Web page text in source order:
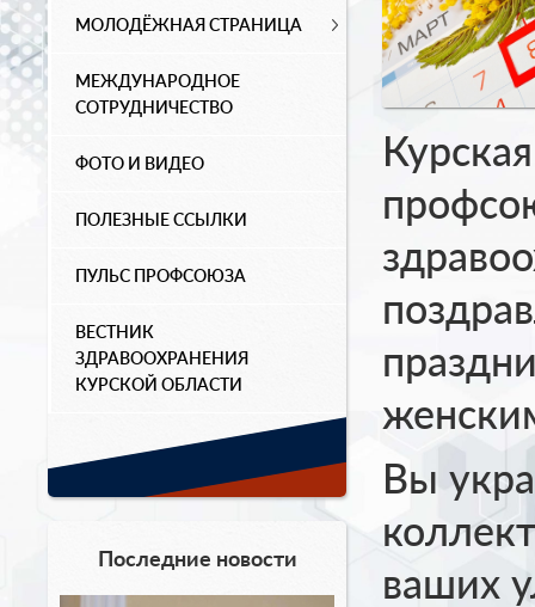
МОЛОДЁЖНАЯ СТРАНИЦА
МЕЖДУНАРОДНОЕ
СОТРУДНИЧЕСТВО
ФОТО И ВИДЕО
ПОЛЕЗНЫЕ ССЫЛКИ
ПУЛЬС ПРОФСОЮЗА
ВЕСТНИК
ЗДРАВООХРАНЕНИЯ
КУРСКОЙ ОБЛАСТИ
Последние новости
Вы
ваших